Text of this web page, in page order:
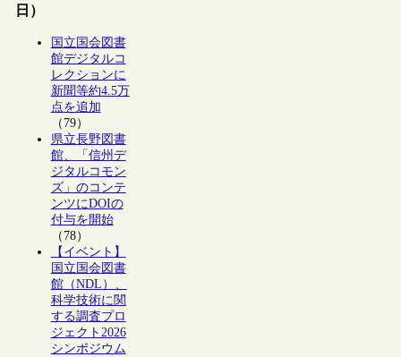
日）
国立国会図書
館デジタルコ
レクションに
新聞等約4.5万
点を追加
（79）
県立長野図書
館、「信州デ
ジタルコモン
ズ」のコンテ
ンツにDOIの
付与を開始
（78）
【イベント】
国立国会図書
館（NDL）、
科学技術に関
する調査プロ
ジェクト2026
シンポジウム